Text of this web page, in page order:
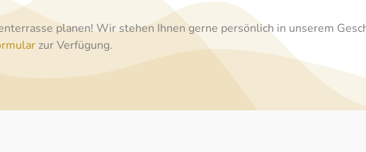
planen! Wir stehen Ihnen gerne persönlich in unserem
zur Verfügung.